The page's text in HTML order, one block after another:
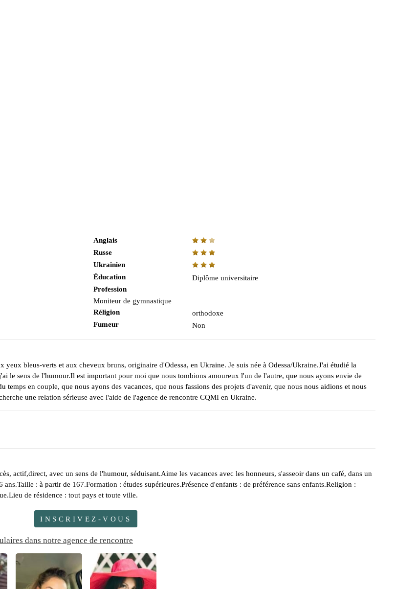
Anglais
Russe
Ukrainien
Éducation
Diplôme universitaire
Profession
Moniteur de gymnastique
Réligion
orthodoxe
Fumeur
Non
bleus-verts et aux cheveux bruns, originaire d'Odessa, en Ukraine. Je suis née à Odessa/Ukraine.J'ai étudié la
le sens de l'humour.Il est important pour moi que nous tombions amoureux l'un de l'autre, que nous ayons envie de
temps en couple, que nous ayons des vacances, que nous fassions des projets d'avenir, que nous nous aidions et nous
une relation sérieuse avec l'aide de l'agence de rencontre CQMI en Ukraine.
actif,direct, avec un sens de l'humour, séduisant.Aime les vacances avec les honneurs, s'asseoir dans un café, dans un
: à partir de 167.Formation : études supérieures.Présence d'enfants : de préférence sans enfants.Religion :
de résidence : tout pays et toute ville.
INSCRIVEZ-VOUS
dans notre agence de rencontre